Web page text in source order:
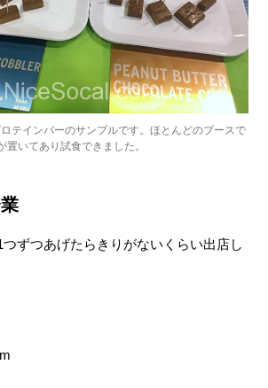
テインバーのサンプルです。ほとんどのブースで
置いてあり試食できました。
ずつあげたらきりがないくらい出店し